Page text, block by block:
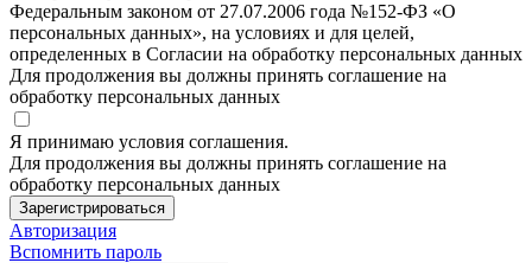
Федеральным законом от 27.07.2006 года №152-ФЗ «О
персональных данных», на условиях и для целей,
определенных в Согласии на обработку персональных данных
Для продолжения вы должны принять соглашение на
обработку персональных данных
Я принимаю условия соглашения.
Для продолжения вы должны принять соглашение на
обработку персональных данных
Зарегистрироваться
Авторизация
Вспомнить пароль